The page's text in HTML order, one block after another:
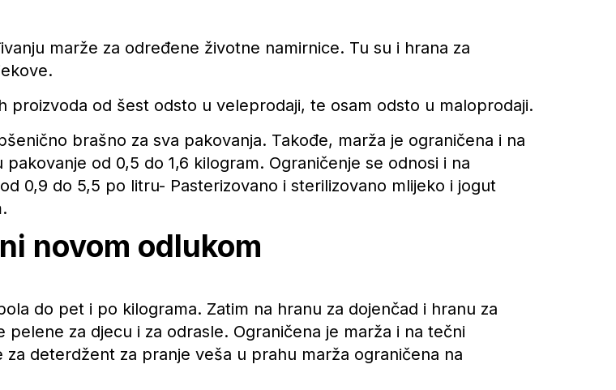
marže za određene životne namirnice. Tu su i hrana za
proizvoda od šest odsto u veleprodaji, te osam odsto u maloprodaji.
brašno za sva pakovanja. Takođe, marža je ograničena i na
od 0,5 do 1,6 kilogram. Ograničenje se odnosi i na
0,9 do 5,5 po litru- Pasterizovano i sterilizovano mlijeko i jogut
novom odlukom
do pet i po kilograma. Zatim na hranu za dojenčad i hranu za
za djecu i za odrasle. Ograničena je marža i na tečni
deterdžent za pranje veša u prahu marža ograničena na